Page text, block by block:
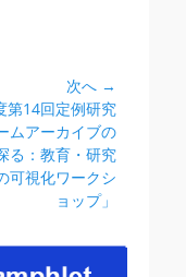
次へ →
第14回定例研究
ムアーカイブの
る：教育・研究
可視化ワークシ
ョップ」